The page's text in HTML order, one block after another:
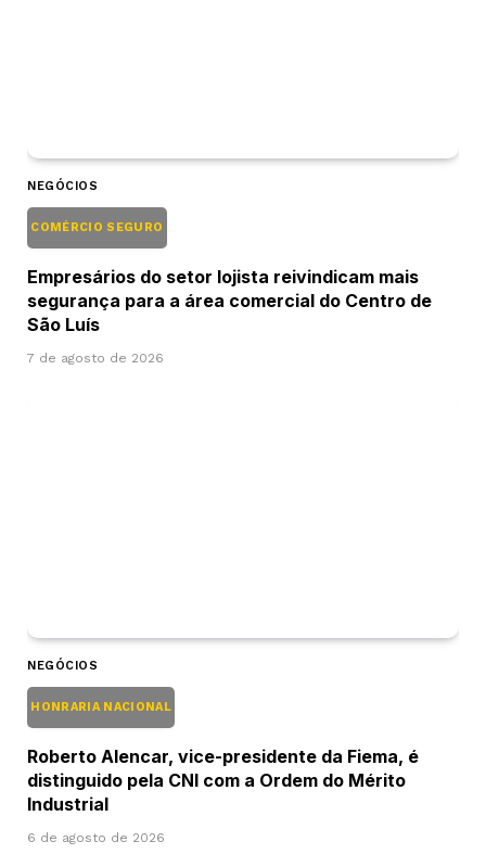
NEGÓCIOS
COMÉRCIO SEGURO
Empresários do setor lojista reivindicam mais
segurança para a área comercial do Centro de
São Luís
7 de agosto de 2026
NEGÓCIOS
HONRARIA NACIONAL
Roberto Alencar, vice-presidente da Fiema, é
distinguido pela CNI com a Ordem do Mérito
Industrial
6 de agosto de 2026